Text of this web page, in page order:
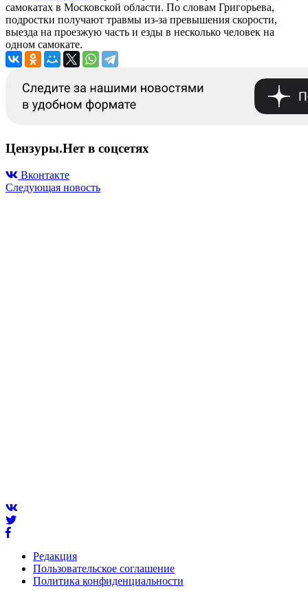
самокатах в Московской области. По словам Григорьева,
подростки получают травмы из-за превышения скорости,
выезда на проезжую часть и езды в несколько человек на
одном самокате.
Цензуры.Нет в соцсетях
Вконтакте
Следующая новость
Редакция
Пользовательское соглашение
Политика конфиденциальности